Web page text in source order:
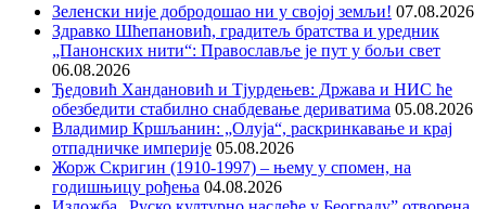
Зеленски није добродошао ни у својој земљи! 07.08.2026
Здравко Шћепановић, градитељ братства и уредник
„Панонских нити“: Православље је пут у бољи свет
06.08.2026
Ђедовић Хандановић и Тјурдењев: Држава и НИС ће
обезбедити стабилно снабдевање дериватима 05.08.2026
Владимир Кршљанин: „Олуја“, раскринкавање и крај
отпадничке империје 05.08.2026
Жорж Скригин (1910-1997) – њему у спомен, на
годишњицу рођења 04.08.2026